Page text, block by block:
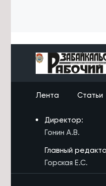
гранту
6/08/2026 в 14:25
Школы и
учебного года
Новый 24-
через реку
6/08/2026 в 13:41
Забайкалка
отдыха и
Лента Статьи
Директор:
Гонин А.В.
Главный
Горская Е.С.